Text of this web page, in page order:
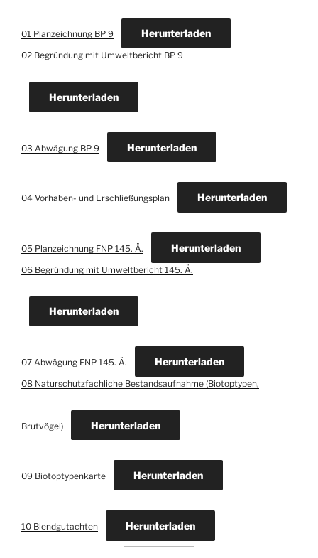
01 Planzeichnung BP 9 Herunterladen
02 Begründung mit Umweltbericht BP 9
Herunterladen
03 Abwägung BP 9 Herunterladen
04 Vorhaben- und Erschließungsplan Herunterladen
05 Planzeichnung FNP 145. Ä. Herunterladen
06 Begründung mit Umweltbericht 145. Ä.
Herunterladen
07 Abwägung FNP 145. Ä. Herunterladen
08 Naturschutzfachliche Bestandsaufnahme (Biotoptypen,
Brutvögel) Herunterladen
09 Biotoptypenkarte Herunterladen
10 Blendgutachten Herunterladen